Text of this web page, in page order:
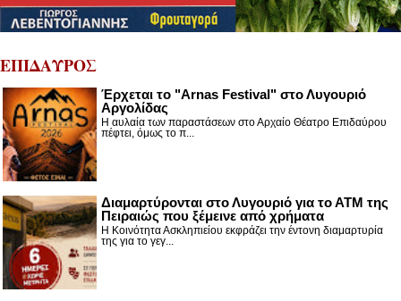
ΕΠΙΔΑΥΡΟΣ
Έρχεται το "Arnas Festival" στο Λυγουριό
Αργολίδας
Η αυλαία των παραστάσεων στο Αρχαίο Θέατρο Επιδαύρου
πέφτει, όμως το π...
Διαμαρτύρονται στο Λυγουριό για το ΑΤΜ της
Πειραιώς που ξέμεινε από χρήματα
Η Κοινότητα Ασκληπιείου εκφράζει την έντονη διαμαρτυρία
της για το γεγ...